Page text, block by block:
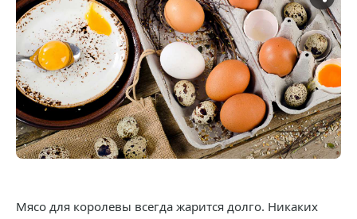
Мясо для королевы всегда жарится долго. Никаких